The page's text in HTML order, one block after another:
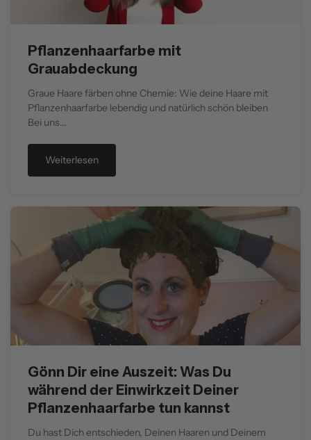
Pflanzenhaarfarbe mit
Grauabdeckung
Graue Haare färben ohne Chemie: Wie deine Haare mit
Pflanzenhaarfarbe lebendig und natürlich schön bleiben
Bei uns...
Weiterlesen
Gönn Dir eine Auszeit: Was Du
während der Einwirkzeit Deiner
Pflanzenhaarfarbe tun kannst
Du hast Dich entschieden, Deinen Haaren und Deinem